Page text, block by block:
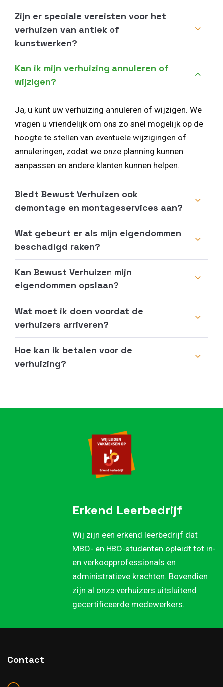
Zijn er speciale vereisten voor het
verhuizen van antiek of
kunstwerken?
Kan ik mijn verhuizing annuleren of
wijzigen?
Ja, u kunt uw verhuizing annuleren of wijzigen. We
vragen u vriendelijk om ons zo snel mogelijk op de
hoogte te stellen van eventuele wijzigingen of
annuleringen, zodat we onze planning kunnen
aanpassen en andere klanten kunnen helpen.
Biedt Bewust Verhuizen ook
demontage en montageservices aan?
Wat gebeurt er als mijn eigendommen
beschadigd raken?
Kan Bewust Verhuizen mijn
eigendommen opslaan?
Wat moet ik doen voordat de
verhuizers arriveren?
Hoe kan ik betalen voor de
verhuizing?
Erkend Leerbedrijf
Wij zijn een erkend leerbedrijf dat
MBO- en HBO-studenten opleidt tot in-
en verkoopprofessionals en
administratieve krachten. Bovendien
zijn al onze verhuizers uitsluitend
gecertificeerde medewerkers.
Contact